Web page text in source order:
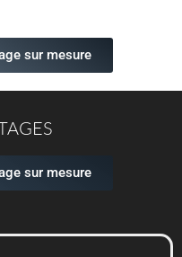
sur mesure
sur mesure